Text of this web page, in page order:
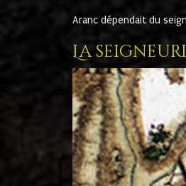
Aranc dépendait du
La